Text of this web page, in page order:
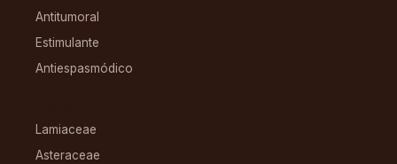
Antitumoral
Estimulante
Antiespasmódico
Lamiaceae
Asteraceae